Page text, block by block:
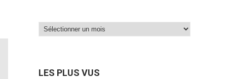
Dans
LES PLUS VUS